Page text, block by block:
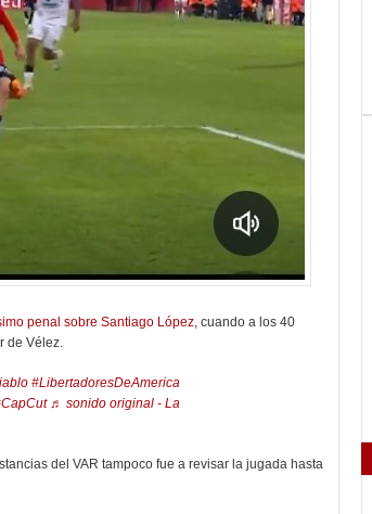
penal sobre Santiago López, cuando a los 40
de Vélez.
#LibertadoresDeAmerica
♬ sonido original - La
del VAR tampoco fue a revisar la jugada hasta